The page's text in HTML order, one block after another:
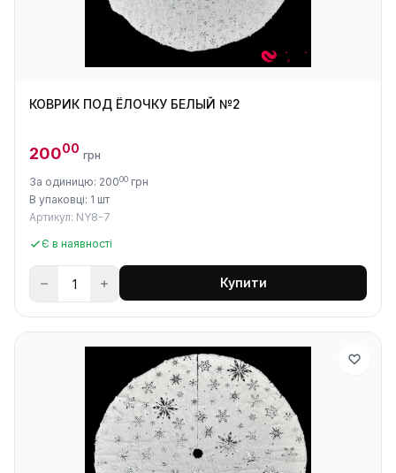
КОВРИК ПОД ЁЛОЧКУ БЕЛЫЙ №2
20000 грн
За одиницю: 20000 грн
В упаковці: 1 шт
Артикул: NY8-7
Є в наявності
Купити